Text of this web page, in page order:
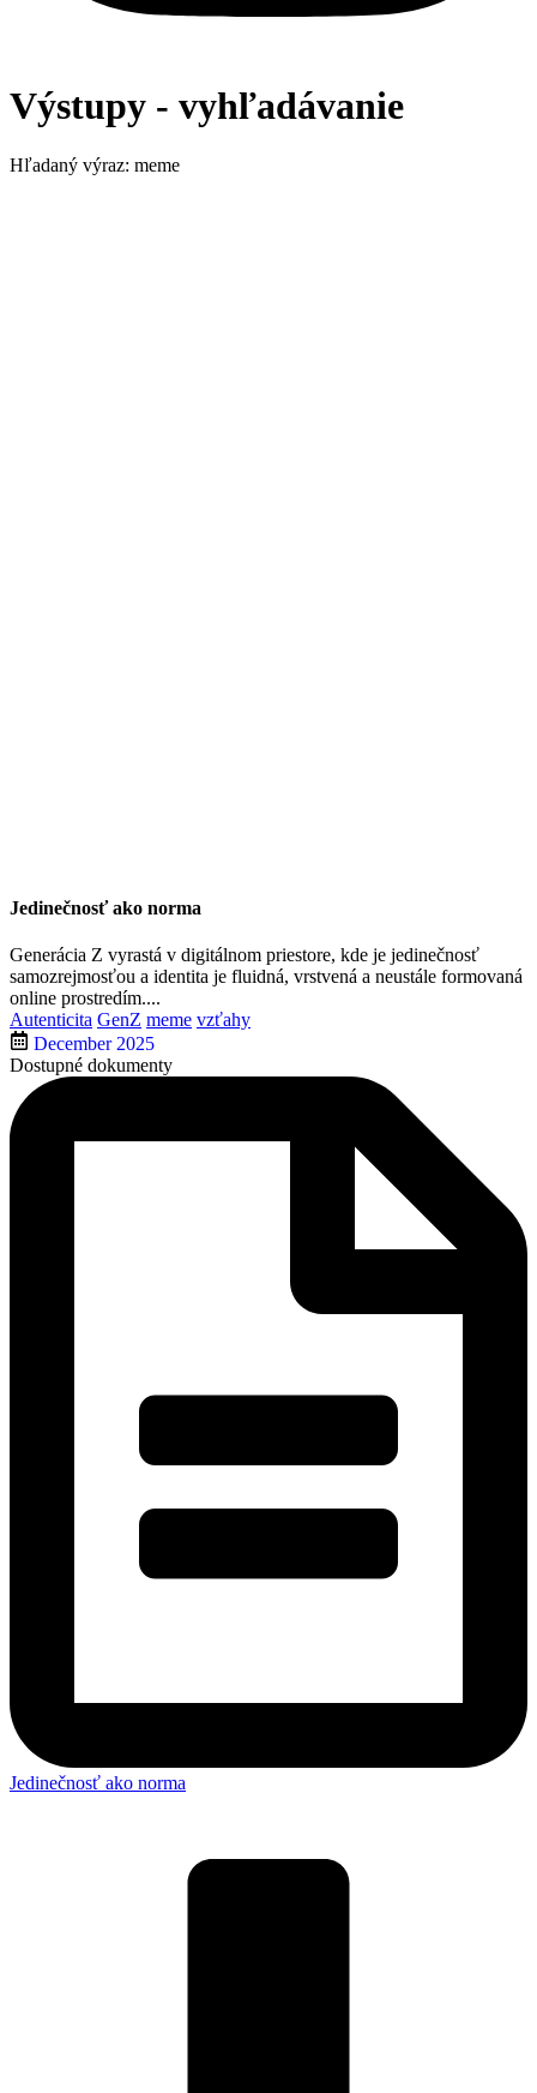
Výstupy - vyhľadávanie
Hľadaný výraz: meme
Jedinečnosť ako norma
Generácia Z vyrastá v digitálnom priestore, kde je jedinečnosť
samozrejmosťou a identita je fluidná, vrstvená a neustále formovaná
online prostredím....
Autenticita GenZ meme vzťahy
December 2025
Dostupné dokumenty
Jedinečnosť ako norma